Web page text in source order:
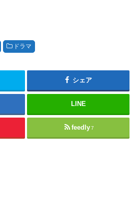
ドラマ
シェア
LINE
feedly 7